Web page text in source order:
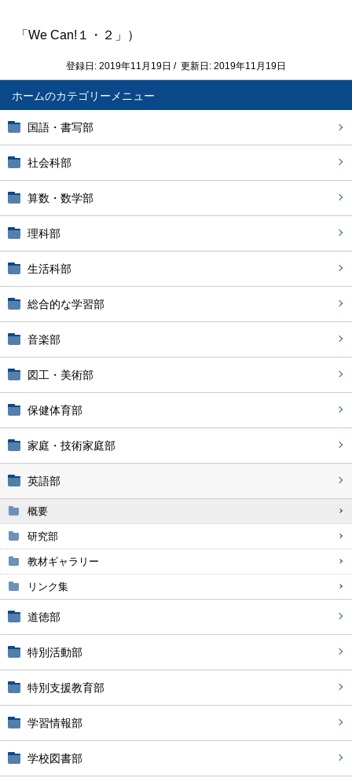
ホーム
国語・書写部
社会科部
算数・数学部
理科部
生活科部
総合的な学習部
音楽部
図工・美術部
保健体育部
家庭・技術家庭部
英語部
概要
研究部
教材ギャラリー
リンク集
道徳部
特別活動部
特別支援教育部
学習情報部
学校図書部
「We Can!１・２」）
登録日: 2019年11月19日 / 更新日: 2019年11月19日